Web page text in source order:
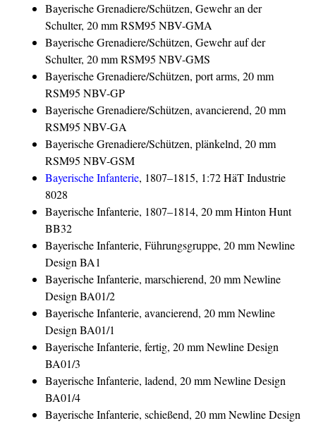
Bayerische Grenadiere/Schützen, Gewehr an der
Schulter, 20 mm RSM95 NBV-GMA
Bayerische Grenadiere/Schützen, Gewehr auf der
Schulter, 20 mm RSM95 NBV-GMS
Bayerische Grenadiere/Schützen, port arms, 20 mm
RSM95 NBV-GP
Bayerische Grenadiere/Schützen, avancierend, 20 mm
RSM95 NBV-GA
Bayerische Grenadiere/Schützen, plänkelnd, 20 mm
RSM95 NBV-GSM
Bayerische Infanterie, 1807–1815, 1:72 HäT Industrie
8028
Bayerische Infanterie, 1807–1814, 20 mm Hinton Hunt
BB32
Bayerische Infanterie, Führungsgruppe, 20 mm Newline
Design BA1
Bayerische Infanterie, marschierend, 20 mm Newline
Design BA01/2
Bayerische Infanterie, avancierend, 20 mm Newline
Design BA01/1
Bayerische Infanterie, fertig, 20 mm Newline Design
BA01/3
Bayerische Infanterie, ladend, 20 mm Newline Design
BA01/4
Bayerische Infanterie, schießend, 20 mm Newline Design